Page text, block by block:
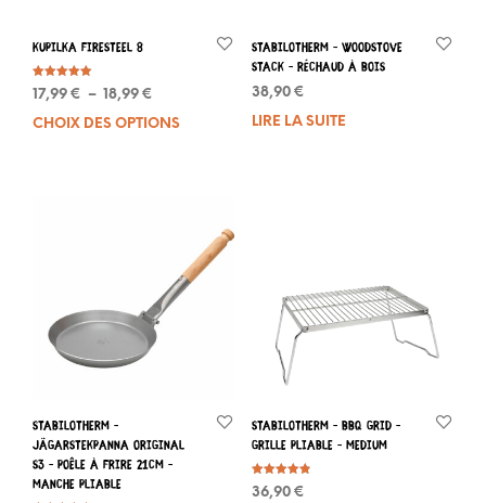
KUPILKA FireSteel 8
Note
4.87
17,99 € – 18,99 €
de
CHOIX DES OPTIONS
Les
choisies
du
produit
Stabilotherm – Woodstove
stack – Réchaud à bois
38,90 €
LIRE LA SUITE
Stabilotherm –
Jägarstekpanna Original
S3 – Poêle à frire 21cm –
Manche pliable
Stabilotherm – BBQ Grid –
Grille pliable – Medium
Note
4.86
36,90 €